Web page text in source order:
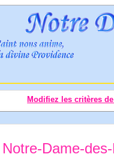
Modifiez les critères
Notre-Dame-